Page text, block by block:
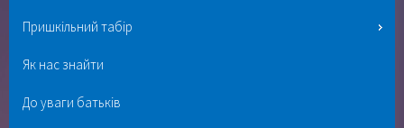
Пришкільний табір
Як нас знайти
До уваги батьків